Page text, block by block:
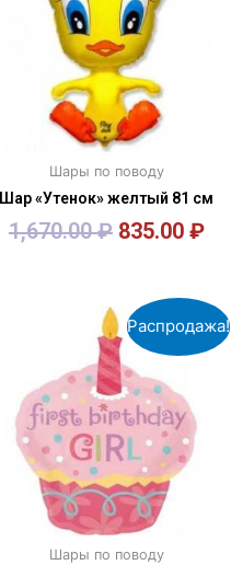
Шары по поводу
Шар «Утенок» желтый 81 см
1,670.00₽ 835.00 ₽
Распродажа!
Шары по поводу